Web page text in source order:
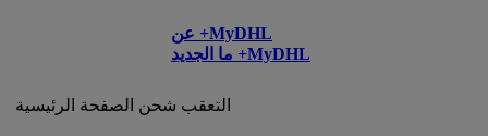
عن +MyDHL
ما الجديد +MyDHL
الصفحة الرئيسية شحن التعقب